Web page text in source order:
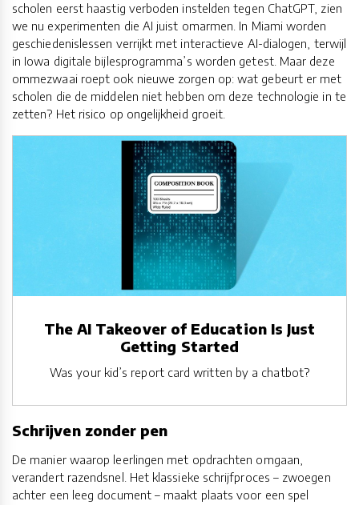
scholen eerst haastig verboden instelden tegen ChatGPT, zien
we nu experimenten die AI juist omarmen. In Miami worden
geschiedenislessen verrijkt met interactieve AI-dialogen, terwijl
in Iowa digitale bijlesprogramma’s worden getest. Maar deze
ommezwaai roept ook nieuwe zorgen op: wat gebeurt er met
scholen die de middelen niet hebben om deze technologie in te
zetten? Het risico op ongelijkheid groeit.
The AI Takeover of Education Is Just
Getting Started
Was your kid’s report card written by a chatbot?
Schrijven zonder pen
De manier waarop leerlingen met opdrachten omgaan,
verandert razendsnel. Het klassieke schrijfproces – zwoegen
achter een leeg document – maakt plaats voor een spel